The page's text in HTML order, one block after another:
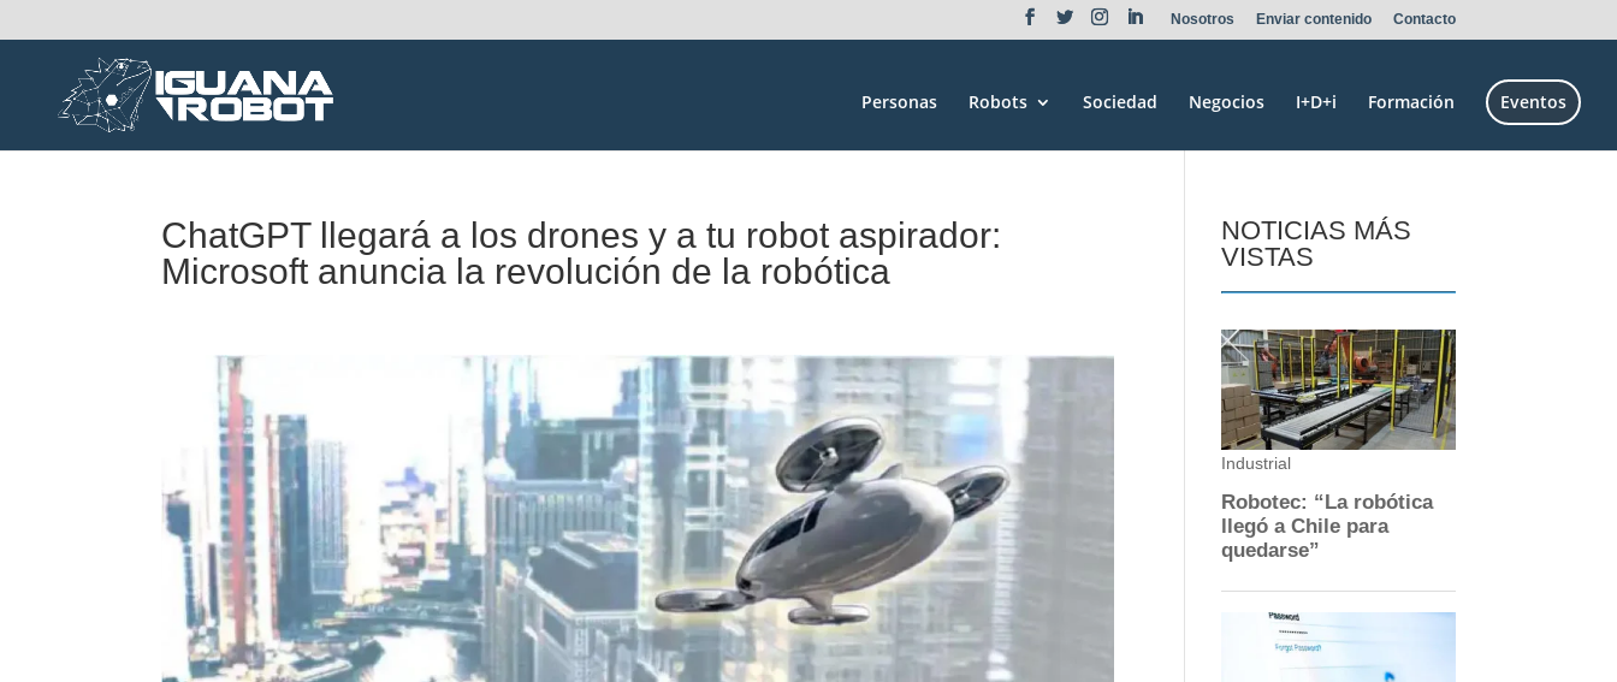
Nosotros Enviar contenido Contacto
Personas Robots Sociedad Negocios I+D+i Formación Eventos
ChatGPT llegará a los drones y a tu robot aspirador:
Microsoft anuncia la revolución de la robótica
NOTICIAS MÁS
VISTAS